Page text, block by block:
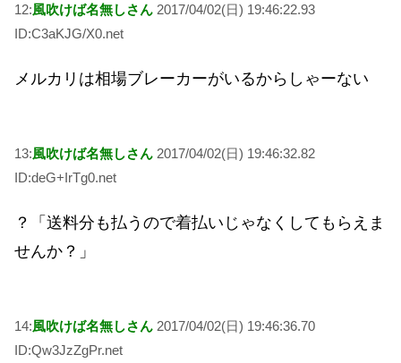
12:風吹けば名無しさん 2017/04/02(日) 19:46:22.93
ID:C3aKJG/X0.net
メルカリは相場ブレーカーがいるからしゃーない
13:風吹けば名無しさん 2017/04/02(日) 19:46:32.82
ID:deG+IrTg0.net
？「送料分も払うので着払いじゃなくしてもらえま
せんか？」
14:風吹けば名無しさん 2017/04/02(日) 19:46:36.70
ID:Qw3JzZgPr.net